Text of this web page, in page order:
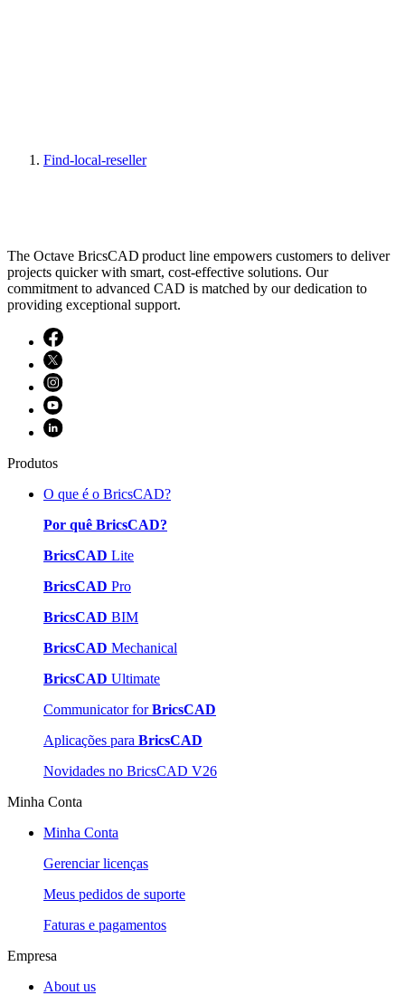
Find-local-reseller
The Octave BricsCAD product line empowers customers to deliver
projects quicker with smart, cost-effective solutions. Our
commitment to advanced CAD is matched by our dedication to
providing exceptional support.
Produtos
O que é o BricsCAD?
Por quê BricsCAD?
BricsCAD Lite
BricsCAD Pro
BricsCAD BIM
BricsCAD Mechanical
BricsCAD Ultimate
Communicator forBricsCAD
Aplicações para BricsCAD
Novidades no BricsCAD V26
Minha Conta
Minha Conta
Gerenciar licenças
Meus pedidos de suporte
Faturas e pagamentos
Empresa
About us